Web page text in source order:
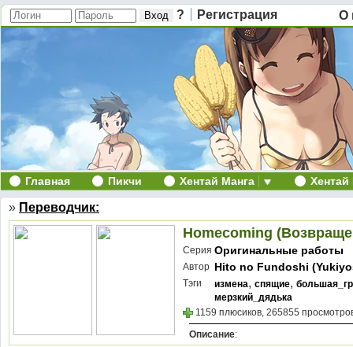
? Регистрация О
Главная Пикчи Хентай Манга
» Переводчик:
Homecoming
Серия Оригинальные работы
Автор Hito no Fundoshi
Тэги измена, спящие,
мерзкий_дядька
1159 плюсиков, 265855
Описание: